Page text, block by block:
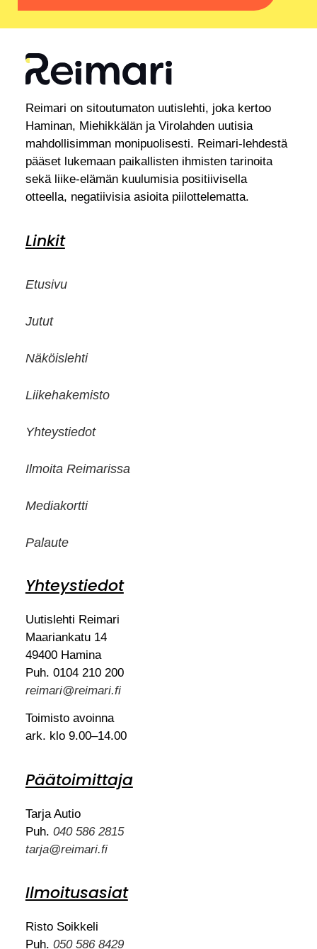
Reimari on sitoutumaton uutislehti, joka kertoo
Haminan, Miehikkälän ja Virolahden uutisia
mahdollisimman monipuolisesti. Reimari-lehdestä
pääset lukemaan paikallisten ihmisten tarinoita
sekä liike-elämän kuulumisia positiivisella
otteella, negatiivisia asioita piilottelematta.
Linkit
Etusivu
Jutut
Näköislehti
Liikehakemisto
Yhteystiedot
Ilmoita Reimarissa
Mediakortti
Palaute
Yhteystiedot
Uutislehti Reimari
Maariankatu 14
49400 Hamina
Puh. 0104 210 200
reimari@reimari.fi
Toimisto avoinna
ark. klo 9.00–14.00
Päätoimittaja
Tarja Autio
Puh. 040 586 2815
tarja@reimari.fi
Ilmoitusasiat
Risto Soikkeli
Puh. 050 586 8429